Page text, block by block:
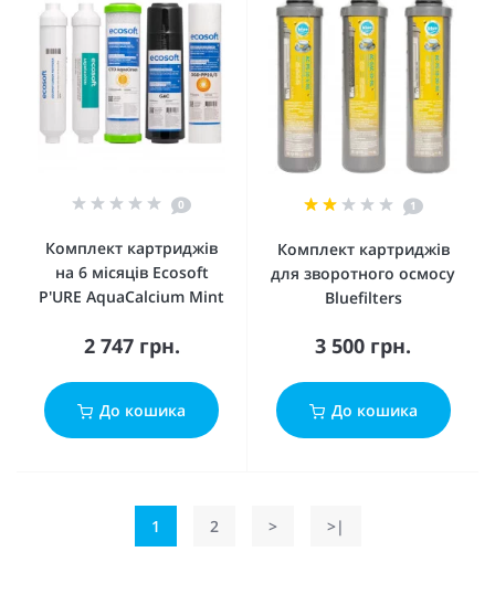
0
Комплект картриджів
на 6 місяців Ecosoft
P'URE AquaCalcium Mint
2 747 грн.
До кошика
1
Комплект картриджів
для зворотного осмосу
Bluefilters
3 500 грн.
До кошика
1 2 > >|